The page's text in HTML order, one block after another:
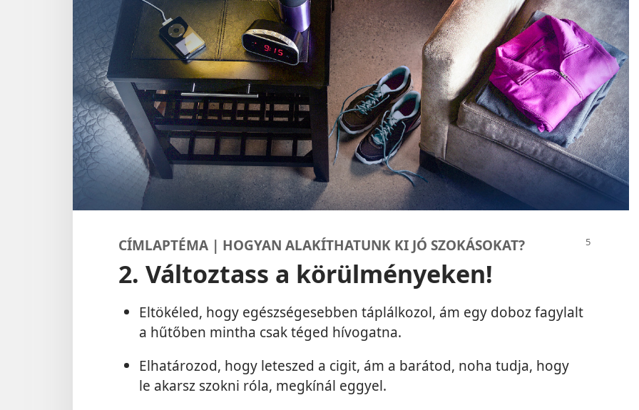
CÍMLAPTÉMA | HOGYAN ALAKÍTHATUNK KI JÓ SZOKÁSOKAT?
2. Változtass a körülményeken!
Eltökéled, hogy egészségesebben táplálkozol, ám egy doboz fagylalt
a hűtőben mintha csak téged hívogatna.
Elhatározod, hogy leteszed a cigit, ám a barátod, noha tudja, hogy
le akarsz szokni róla, megkínál eggyel.